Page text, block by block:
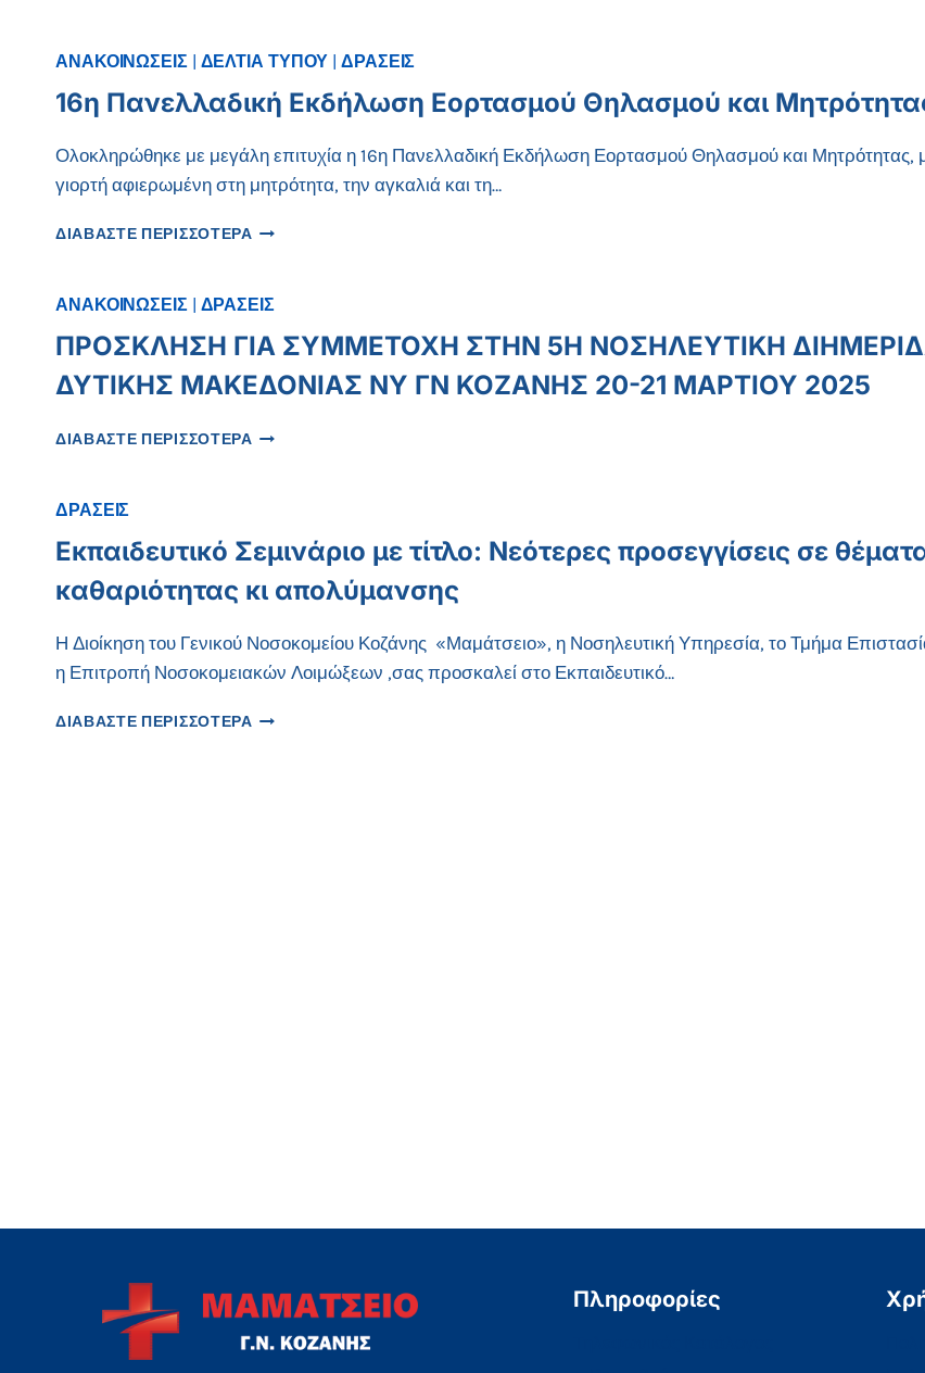
ΣΤΟ
ΚΟΖΑΝΗΣ
2026
ΑΝΑΚΟΙΝΩΣΕΙΣ| ΔΕΛΤΙΑ ΤΥΠΟΥ |ΔΡΑΣΕΙΣ
16η Πανελλαδική Εκδήλωση Εορτασμού Θηλασμού και
Ολοκληρώθηκε με μεγάλη επιτυχία η 16η Πανελλαδική Εκδήλωση Εορτασμού Θηλασμού και Μητρότητας,
γιορτή αφιερωμένη στη μητρότητα, την αγκαλιά και τη…
ΔΙΑΒΑΣΤΕ ΠΕΡΙΣΣΟΤΕΡΑ 16Η
ΕΟΡΤΑΣΜΟΎ
ΚΑΙ
ΑΝΑΚΟΙΝΩΣΕΙΣ| ΔΡΑΣΕΙΣ
ΠΡΟΣΚΛΗΣΗ ΓΙΑ ΣΥΜΜΕΤΟΧΗ ΣΤΗΝ 5Η ΝΟΣΗΛΕΥΤΙΚΗ
ΔΥΤΙΚΗΣ ΜΑΚΕΔΟΝΙΑΣ ΝΥ ΓΝ ΚΟΖΑΝΗΣ 20-21 ΜΑΡΤΙΟΥ 2025
ΔΙΑΒΑΣΤΕ ΠΕΡΙΣΣΟΤΕΡΑ ΠΡΟΣΚΛΗΣΗ
ΝΟΣΗΛΕΥΤΙΚΗ
ΔΙΗΜΕΡΙΔΑ
ΔΥΤΙΚΗΣ
ΝΥ
ΓΝ
ΚΟΖΑΝΗΣ
21
ΔΡΑΣΕΙΣ
Εκπαιδευτικό Σεμινάριο με τίτλο: Νεότερες προσεγγίσεις σε
καθαριότητας κι απολύμανσης
Η Διοίκηση του Γενικού Νοσοκομείου Κοζάνης «Μαμάτσειο», η Νοσηλευτική Υπηρεσία, το Τμήμα
η Επιτροπή Νοσοκομειακών Λοιμώξεων ,σας προσκαλεί στο Εκπαιδευτικό…
ΔΙΑΒΑΣΤΕ ΠΕΡΙΣΣΟΤΕΡΑ ΕΚΠΑΙΔΕΥΤΙΚΌ
Πληροφορίες